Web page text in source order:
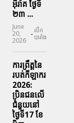
អ៊ីរ៉ាគ ថ្ងៃទី​
២៣ ...
June
20,
2026
- លីក
បារាំង
ការព្រឹត្តនៃ
របត់កីឡាករ
2026:
ប្រិនជនលើ
ជំនួយនៅ
ថ្ងៃទី17 ខែ